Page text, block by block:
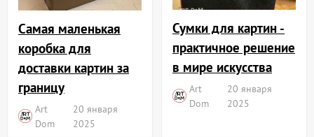
Самая маленькая
коробка для
доставки картин за
границу
Art
Dom
20 января
2025
Сумки для картин -
практичное решение
в мире искусства
Art
Dom
20 января
2025